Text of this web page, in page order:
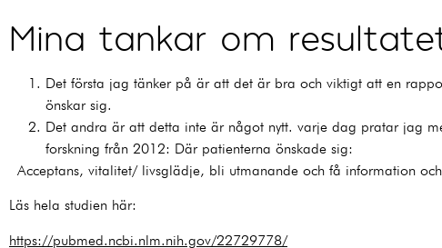
Mina tankar om
Det första jag tänker på är att det är bra och viktigt att en
önskar sig.
Det andra är att detta inte är något nytt. varje dag pratar jag
forskning från 2012: Där patienterna önskade sig:
Acceptans, vitalitet/ livsglädje, bli utmanande och få information
Läs hela studien här:
https://pubmed.ncbi.nlm.nih.gov/22729778/